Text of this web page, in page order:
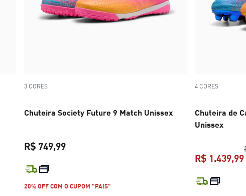
3 CORES
Chuteira Society Future 9 Match Unissex
R$ 749,99
20% OFF COM O CUPOM "PAIS"
4 CORES
Chuteira de
Unissex
R$ 1.439,99